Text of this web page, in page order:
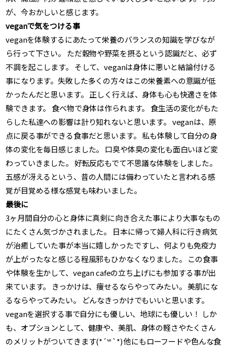
が、今おかしいと感じます。
veganで気をつける事
veganを体験するにあたって栄養のバランスの知識を学びなが
ら行って下さい。 ただ穀物や野菜を摂るという認識だと、必ず
不調を起こします。 そして、veganは身体に悪いと結論付ける
事になります。失敗した多くの方々はこの栄養素への意識が低
かったんだと思います。 正しく行えば、身体も心も快適さを体
験できます。 食べ物で身体は作られます。 食生活の変化がもた
らした私達への影響は計り知れないと思います。 veganは、原
点に戻る事ができる食事だと思います。 私も体験して自分の身
体の変化を毎日感じました。 口臭や体臭の変化も面白いほど変
わっていきました。 好転反応もでて不思議な体験をしました。
五感が冴えるという、昔の人間には備わっていたと言われる感
覚が目覚める様な感覚も味わいました。
最後に
3ヶ月間自分の心と身体に真剣に向き合えた事により大事なもの
にたくさん気づかされました。 日本に帰って婦人科に行き病気
が治癒していた事が本当に嬉しかったですし、何よりも免疫力
が上がったなと感じる程風邪もひかなくなりました。 この食事
や体験を生かして、vegan cafeの立ち上げにも参加する事が出
来ています。 きっかけは、痩せるならやってみたい。 美肌にな
るならやってみたい。 どんなきっかけでもいいと思います。
veganを選択する事で自分にも優しい、地球にも優しい！ しか
も、オプションとして、健康や、美肌、身体の軽さやたくさん
のメリットがついてきます(*´꒳`*) 他にもローフードや色んな食